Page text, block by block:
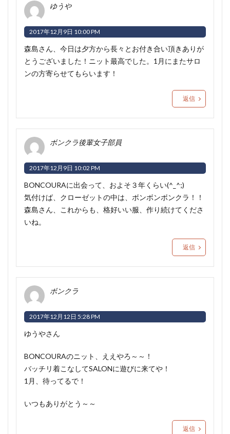
ゆうや
2017年12月9日 10:00 PM
森島さん、今日は夕方から長々とお付き合い頂きありが
とうございました！ニット最高でした。1月にまたサロ
ンの方寄らせてもらいます！
返信
ボンクラ後輩女子部員
2017年12月9日 10:02 PM
BONCOURAに出会って、およそ３年くらい(^_^;)
気付けば、クローゼットの中は、ボンボンボンクラ！！
森島さん、これからも、格好いい服、作り続けてくださ
いね。
返信
ボンクラ
2017年12月12日 5:28 PM
ゆうやさん
BONCOURAのニット、ええやろ～～！
バッチリ着こなしてSALONに遊びに来てや！
1月、待ってるで！
いつもありがとう～～
返信